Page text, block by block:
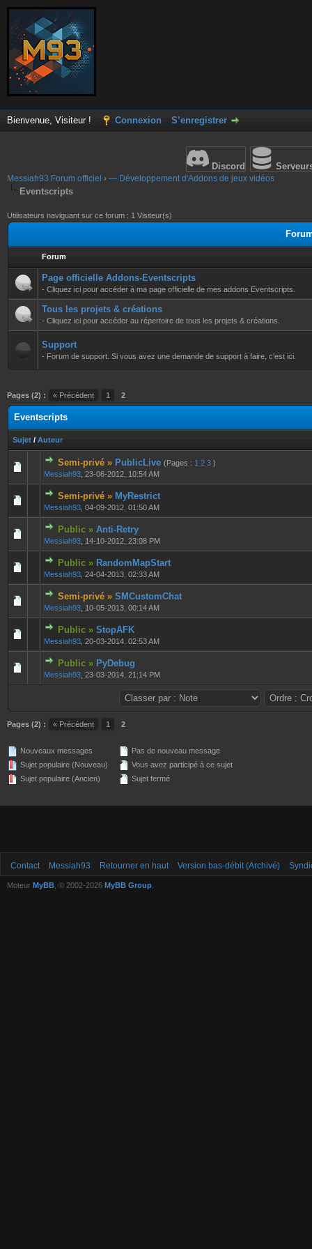
Bienvenue, Visiteur ! Connexion S’enregistrer
Discord
Messiah93 Forum officiel › — Développement d'Addons de jeux vidéos
Eventscripts
Utilisateurs naviguant sur ce forum : 1 Visiteur(s)
Forum
Page officielle Addons-Eventscripts
- Cliquez ici pour accéder à ma page officielle de mes addons Eventscripts.
Tous les projets & créations
- Cliquez ici pour accéder au répertoire de tous les projets & créations.
Support
- Forum de support. Si vous avez une demande de support à faire, c'est ici.
Pages (2) : « Précédent 1 2
Eventscripts
Sujet / Auteur
Semi-privé » PublicLive (Pages : 1 2 3 )
Messiah93 23-06-2012, 10:54 AM
0 Votes - 0 sur 5 en moyenne
123 45
Semi-privé » MyRestrict
Messiah93 04-09-2012, 01:50 AM
0 Votes - 0 sur 5 en moyenne
123
Public » Anti-Retry
Messiah93 14-10-2012, 23:08 PM
0 Votes - 0 sur 5 en moyenne
Public » RandomMapStart
Messiah93 24-04-2013, 02:33 AM
0 Votes - 0 sur 5 en moyenne
1234 5
Semi-privé » SMCustomChat
Messiah93 10-05-2013, 00:14 AM
0 Votes - 0 sur 5 en moyenne
12345
Public » StopAFK
Messiah93 20-03-2014, 02:53 AM
0 Votes - 0 sur 5 en moyenne
Public » PyDebug
Messiah93 23-03-2014, 21:14 PM
0 Votes - 0 sur 5 en moyenne
Pages (2) : « Précédent 1 2
Nouveaux messages
Sujet populaire (Nouveau)
Sujet populaire (Ancien)
Pas de nouveau message
Vous avez participé à ce sujet
Sujet fermé
Contact Messiah93 Retourner en haut Version bas-débit (Archivé)
Moteur MyBB , © 2002-2026 MyBB Group